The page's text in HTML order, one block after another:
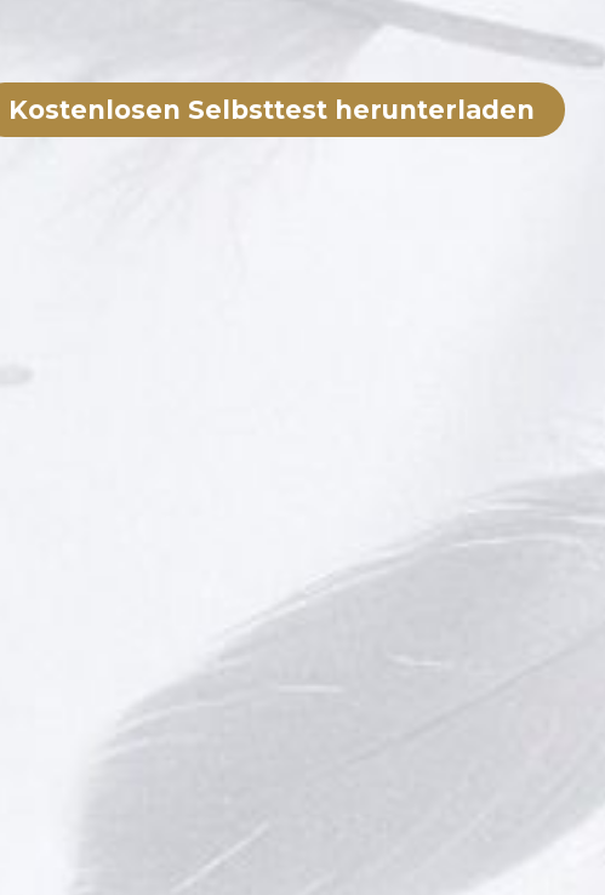
Kostenlosen Selbsttest herunterladen